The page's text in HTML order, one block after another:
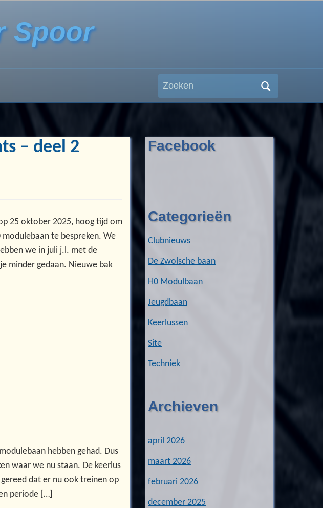
Spoor
Zoeken
naar:
– deel 2
25 oktober 2025, hoog tijd om
te bespreken. We
we in juli j.l. met de
minder gedaan. Nieuwe bak
hebben gehad. Dus
waar we nu staan. De keerlus
gereed dat er nu ook treinen op
periode […]
Facebook
Categorieën
Clubnieuws
De Zwolsche baan
H0 Modulbaan
Jeugdbaan
Keerlussen
Site
Techniek
Archieven
april 2026
maart 2026
februari 2026
december 2025